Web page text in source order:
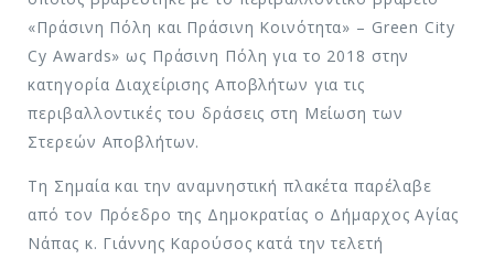
«Πράσινη Πόλη και Πράσινη Κοινότητα» – Green City
Cy Awards» ως Πράσινη Πόλη για το 2018 στην
κατηγορία Διαχείρισης Αποβλήτων για τις
περιβαλλοντικές του δράσεις στη Μείωση των
Στερεών Αποβλήτων.
Τη Σημαία και την αναμνηστική πλακέτα παρέλαβε
από τον Πρόεδρο της Δημοκρατίας ο Δήμαρχος Αγίας
Νάπας κ. Γιάννης Καρούσος κατά την τελετή